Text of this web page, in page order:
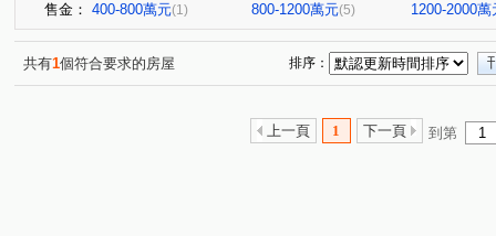
售金： 400-800萬元(1) 800-1200萬元(5) 1200-2000萬
共有1個符合要求的房屋 排序：
上一頁 1 下一頁 到第